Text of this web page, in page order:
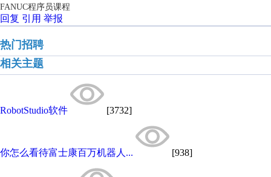
FANUC程序员课程
回复 引用 举报
热门招聘
相关主题
RobotStudio软件 [3732]
你怎么看待富士康百万机器人... [938]